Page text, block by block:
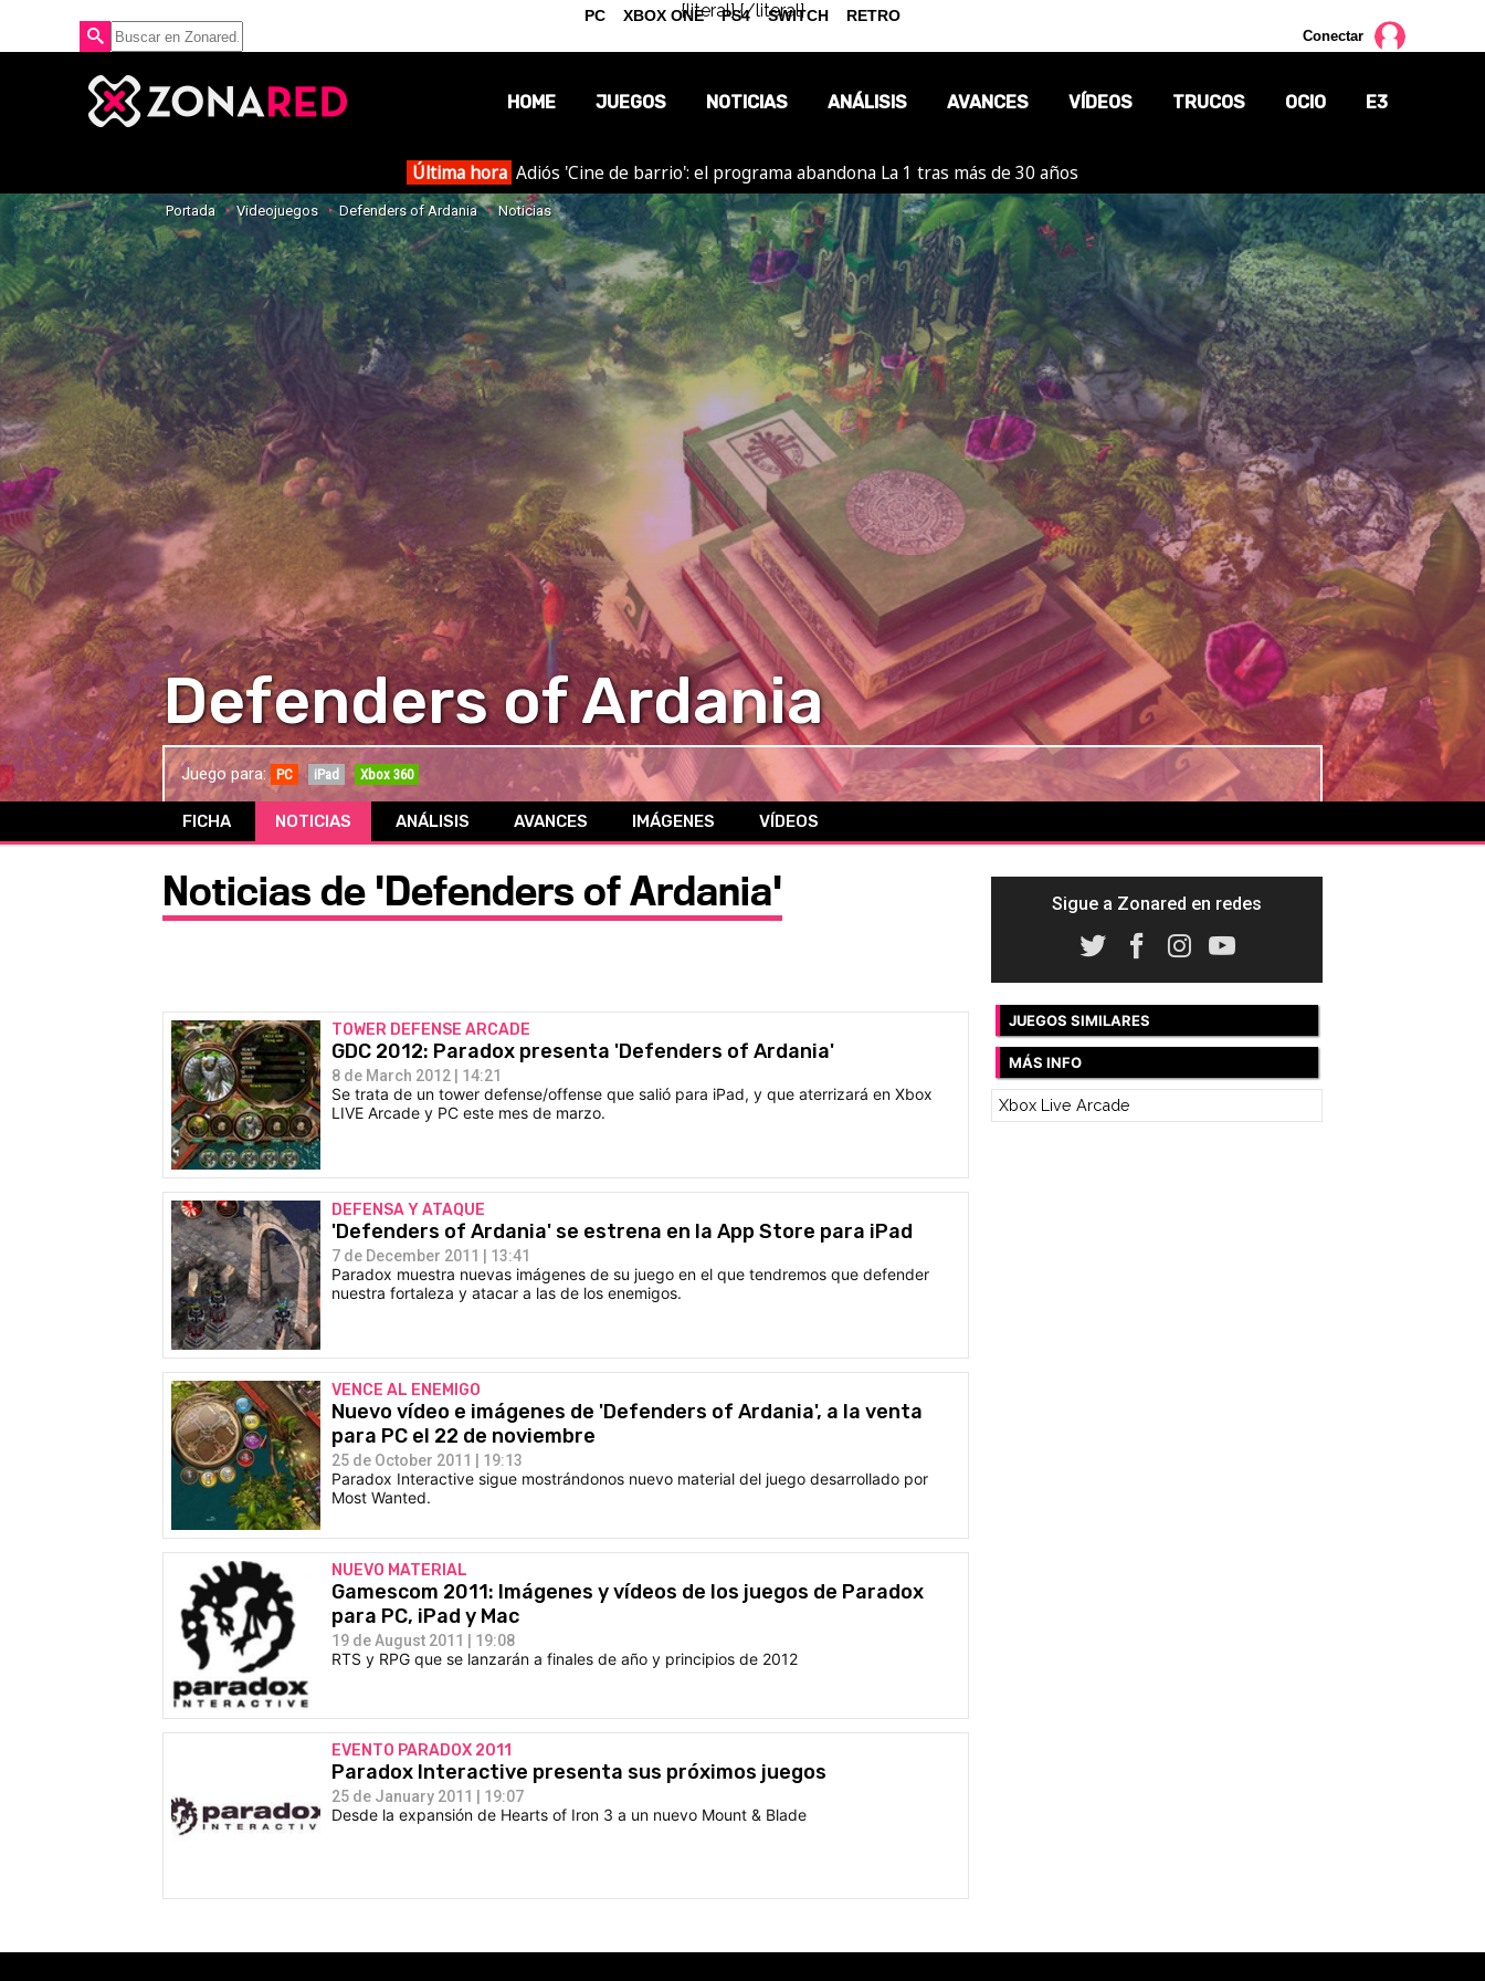
{literal}{/literal}
Conectar
HOME JUEGOS NOTICIAS
OPINIÓN
REPORTAJES
ANÁLISIS AVANCES VÍDEOS TRUCOS OCIO
TV
CÓMICS
MANGA
E3
Última hora Adiós 'Cine de barrio': el programa abandona La 1 tras más de 30 años
Portada Videojuegos Defenders of Ardania Noticias
Defenders of Ardania
Juego para: PC iPad Xbox 360
FICHA NOTICIAS ANÁLISIS AVANCES IMÁGENES VÍDEOS
Noticias de 'Defenders of Ardania'
TOWER DEFENSE ARCADE
GDC 2012: Paradox presenta 'Defenders of Ardania'
8 de March 2012 | 14:21
Se trata de un tower defense/offense que salió para iPad, y que aterrizará en Xbox
LIVE Arcade y PC este mes de marzo.
DEFENSA Y ATAQUE
'Defenders of Ardania' se estrena en la App Store para iPad
7 de December 2011 | 13:41
Paradox muestra nuevas imágenes de su juego en el que tendremos que defender
nuestra fortaleza y atacar a las de los enemigos.
VENCE AL ENEMIGO
Nuevo vídeo e imágenes de 'Defenders of Ardania', a la venta
para PC el 22 de noviembre
25 de October 2011 | 19:13
Paradox Interactive sigue mostrándonos nuevo material del juego desarrollado por
Most Wanted.
NUEVO MATERIAL
Gamescom 2011: Imágenes y vídeos de los juegos de Paradox
para PC, iPad y Mac
19 de August 2011 | 19:08
RTS y RPG que se lanzarán a finales de año y principios de 2012
EVENTO PARADOX 2011
Paradox Interactive presenta sus próximos juegos
25 de January 2011 | 19:07
Desde la expansión de Hearts of Iron 3 a un nuevo Mount & Blade
Sigue a Zonared en redes
JUEGOS SIMILARES
MÁS INFO
Xbox Live Arcade
PC XBOX ONE PS4 SWITCH RETRO